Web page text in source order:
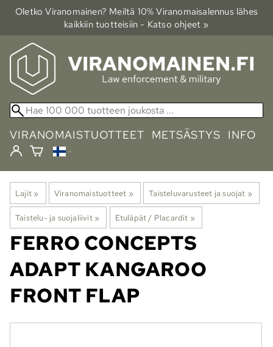
Oletko Viranomainen? Meiltä 10% Viranomais­alennus lähes
kaikkiin tuotteisiin - Katso ohjeet »
VIRANOMAISTUOTTEET METSÄSTYS INFO
Lajit ‪» Viranomaistuotteet ‪» Taisteluvarusteet ja suojat ‪»
Taistelu- ja suojaliivit ‪» Etuläpät / Placardit ‪»
FERRO CONCEPTS
ADAPT KANGAROO
FRONT FLAP